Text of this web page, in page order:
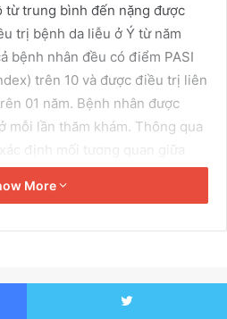
từ trung bình đến nặng được
trị bệnh da liễu ở Ý từ năm
bệnh nhân đều có điểm PASI
trên 10 và được điều trị liên
01 năm. Bệnh nhân được
mỗi lần thăm khám. Thông qua
định mối tương quan giữa
trong huyết thanh ở thời
như sau 6 tháng và sau hơn
tuổi trung bình khi bắt đầu điều
là 49,9 tuổi. Các liệu pháp được
More